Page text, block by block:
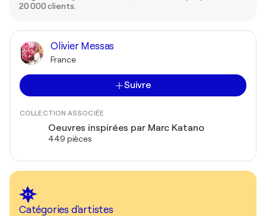
20 000 clients.
Olivier Messas
France
Suivre
COLLECTION ASSOCIÉE
Oeuvres inspirées par Marc Katano
449 pièces
Catégories d'artistes